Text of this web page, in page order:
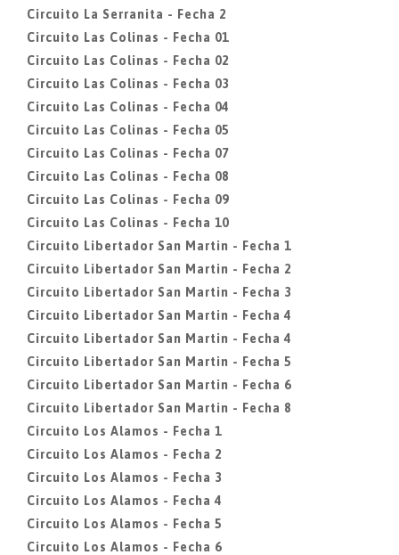
Circuito La Serranita - Fecha 2
Circuito Las Colinas - Fecha 01
Circuito Las Colinas - Fecha 02
Circuito Las Colinas - Fecha 03
Circuito Las Colinas - Fecha 04
Circuito Las Colinas - Fecha 05
Circuito Las Colinas - Fecha 07
Circuito Las Colinas - Fecha 08
Circuito Las Colinas - Fecha 09
Circuito Las Colinas - Fecha 10
Circuito Libertador San Martin - Fecha 1
Circuito Libertador San Martin - Fecha 2
Circuito Libertador San Martin - Fecha 3
Circuito Libertador San Martin - Fecha 4
Circuito Libertador San Martin - Fecha 4
Circuito Libertador San Martin - Fecha 5
Circuito Libertador San Martin - Fecha 6
Circuito Libertador San Martin - Fecha 8
Circuito Los Alamos - Fecha 1
Circuito Los Alamos - Fecha 2
Circuito Los Alamos - Fecha 3
Circuito Los Alamos - Fecha 4
Circuito Los Alamos - Fecha 5
Circuito Los Alamos - Fecha 6